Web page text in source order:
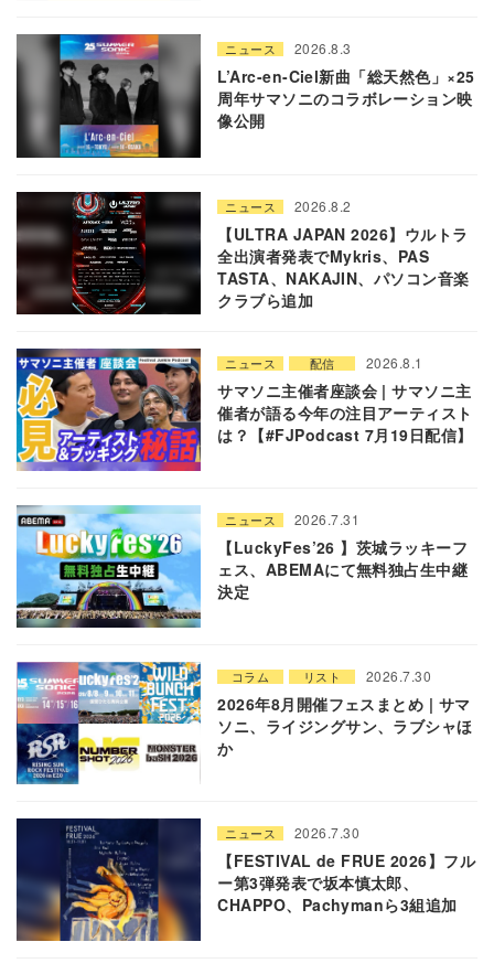
ニュース 2026.8.3
L’Arc-en-Ciel新曲「総天然色」×25
周年サマソニのコラボレーション映
像公開
ニュース 2026.8.2
【ULTRA JAPAN 2026】ウルトラ
全出演者発表でMykris、PAS
TASTA、NAKAJIN、パソコン音楽
クラブら追加
ニュース 配信 2026.8.1
サマソニ主催者座談会 | サマソニ主
催者が語る今年の注目アーティスト
は？【#FJPodcast 7月19日配信】
ニュース 2026.7.31
【LuckyFes’26 】茨城ラッキーフ
ェス、ABEMAにて無料独占生中継
決定
コラム リスト 2026.7.30
2026年8月開催フェスまとめ | サマ
ソニ、ライジングサン、ラブシャほ
か
ニュース 2026.7.30
【FESTIVAL de FRUE 2026】フル
ー第3弾発表で坂本慎太郎、
CHAPPO、Pachymanら3組追加